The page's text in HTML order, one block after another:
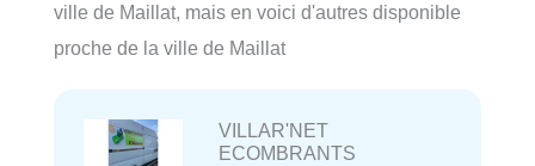
ville de Maillat, mais en voici d'autres disponible
proche de la ville de Maillat
VILLAR'NET
ECOMBRANTS